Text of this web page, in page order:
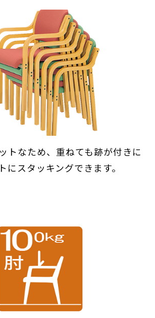
トなため、重ねても跡が付きに
にスタッキングできます。